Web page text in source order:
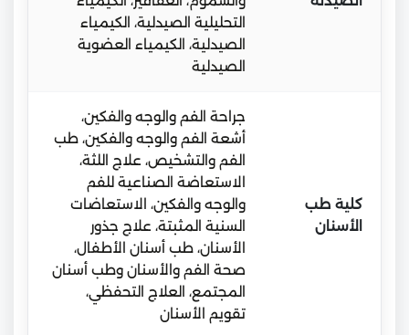
التحليلية الصيدلية، الكيمياء
الصيدلية، الكيمياء العضوية
الصيدلية
كلية طب
الأسنان
جراحة الفم والوجه والفكين،
أشعة الفم والوجه والفكين، طب
الفم والتشخيص، علاج اللثة،
الاستعاضة الصناعية للفم
والوجه والفكين، الاستعاضات
السنية المثبتة، علاج جذور
الأسنان، طب أسنان الأطفال،
صحة الفم والأسنان وطب أسنان
المجتمع، العلاج التحفظي،
تقويم الأسنان